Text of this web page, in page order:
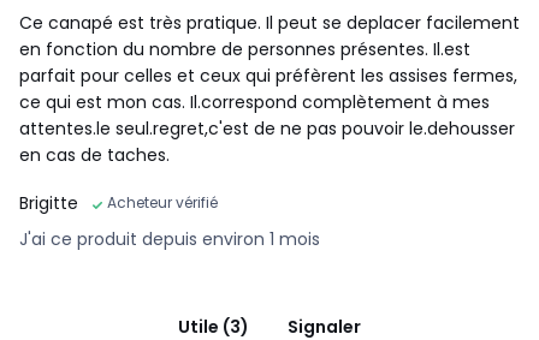
Ce canapé est très pratique. Il peut se deplacer facilement
en fonction du nombre de personnes présentes. Il.est
parfait pour celles et ceux qui préfèrent les assises fermes,
ce qui est mon cas. Il.correspond complètement à mes
attentes.le seul.regret,c'est de ne pas pouvoir le.dehousser
en cas de taches.
Brigitte
Acheteur vérifié
J'ai ce produit depuis environ 1 mois
Utile (3)
Signaler